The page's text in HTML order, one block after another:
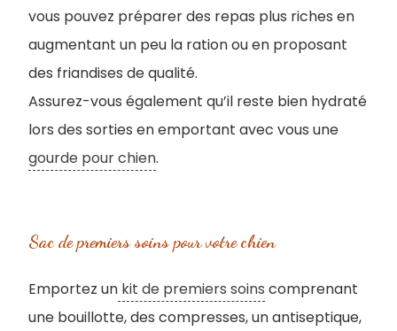
vous pouvez préparer des repas plus riches en
augmentant un peu la ration ou en proposant
des friandises de qualité.
Assurez-vous également qu’il reste bien hydraté
lors des sorties en emportant avec vous une
gourde pour chien.
Sac de premiers soins pour votre chien
Emportez un kit de premiers soins comprenant
une bouillotte, des compresses, un antiseptique,